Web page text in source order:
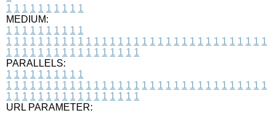
1 1 1 1 1 1 1 1 1 1
MEDIUM:
1 1 1 1 1 1 1 1 1 1
1 1 1 1 1 1 1 1 1 1 1 1 1 1 1 1 1 1 1 1 1 1 1 1 1 1 1 1 1 1 1 1 1
1 1 1 1 1 1 1 1 1 1 1 1 1 1 1 1 1
PARALLELS:
1 1 1 1 1 1 1 1 1 1
1 1 1 1 1 1 1 1 1 1 1 1 1 1 1 1 1 1 1 1 1 1 1 1 1 1 1 1 1 1 1 1 1
1 1 1 1 1 1 1 1 1 1 1 1 1 1 1 1 1
URL PARAMETER: